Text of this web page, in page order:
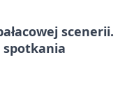
scenerii.
spotkania